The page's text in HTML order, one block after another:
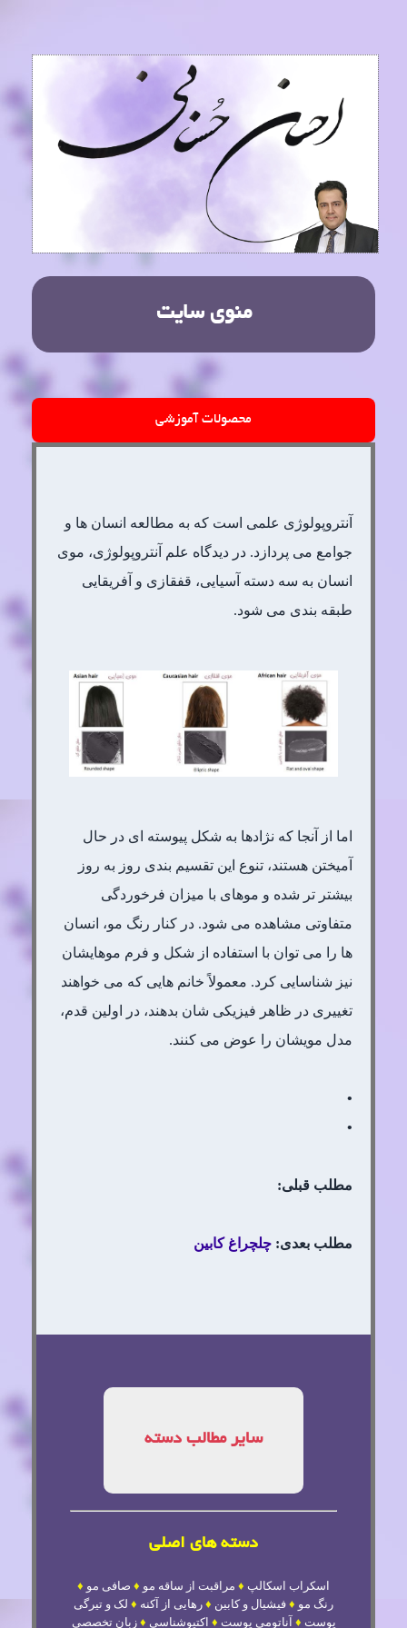
منوی سایت
محصولات آموزشی
آنتروپولوژی علمی است که به مطالعه انسان ها و
جوامع می پردازد. در دیدگاه علم آنتروپولوژی، موی
انسان به سه دسته آسیایی، قفقازی و آفریقایی
طبقه بندی می شود.
اما از آنجا که نژادها به شکل پیوسته ای در حال
آمیختن هستند، تنوع این تقسیم بندی روز به روز
بیشتر تر شده و موهای با میزان فرخوردگی
متفاوتی مشاهده می شود. در کنار رنگ مو، انسان
ها را می توان با استفاده از شکل و فرم موهایشان
نیز شناسایی کرد. معمولاً خانم هایی که می خواهند
تغییری در ظاهر فیزیکی شان بدهند، در اولین قدم،
مدل مویشان را عوض می کنند.
•
•
مطلب قبلی:
مطلب بعدی: چلچراغ کابین
سایر مطالب دسته
دسته های اصلی
اسکراب اسکالپ ♦ مراقبت از ساقه مو ♦ صافی مو ♦
رنگ مو ♦ فیشیال و کابین ♦ رهایی از آکنه ♦ لک و تیرگی
پوست ♦ آناتومی پوست ♦ اکتیوشناسی ♦ زبان تخصصی